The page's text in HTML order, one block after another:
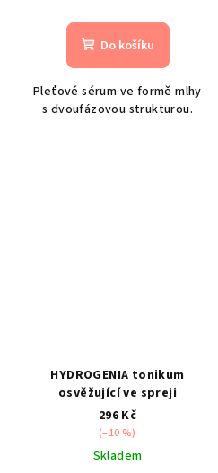
Do košíku
Pleťové sérum ve formě mlhy
s dvoufázovou strukturou.
HYDROGENIA tonikum
osvěžující ve spreji
296 Kč
(–10 %)
Skladem